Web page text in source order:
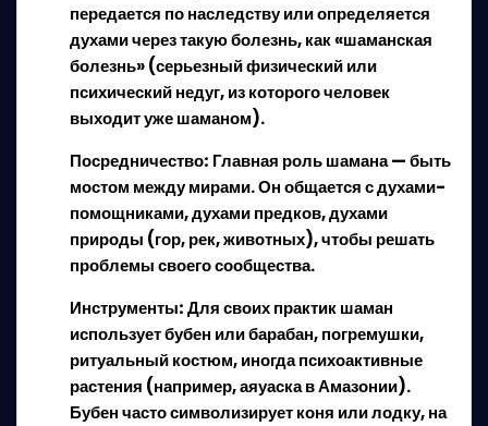
передается по наследству или определяется
духами через такую болезнь, как «шаманская
болезнь» (серьезный физический или
психический недуг, из которого человек
выходит уже шаманом).
Посредничество: Главная роль шамана — быть
мостом между мирами. Он общается с духами-
помощниками, духами предков, духами
природы (гор, рек, животных), чтобы решать
проблемы своего сообщества.
Инструменты:Для своих практик шаман
использует бубен или барабан, погремушки,
ритуальный костюм, иногда психоактивные
растения (например, аяуаска в Амазонии).
Бубен часто символизирует коня или лодку, на